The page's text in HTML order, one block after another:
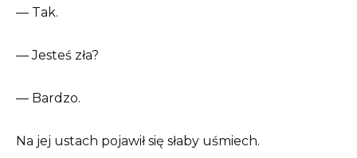
— Tak.
— Jesteś zła?
— Bardzo.
Na jej ustach pojawił się słaby uśmiech.